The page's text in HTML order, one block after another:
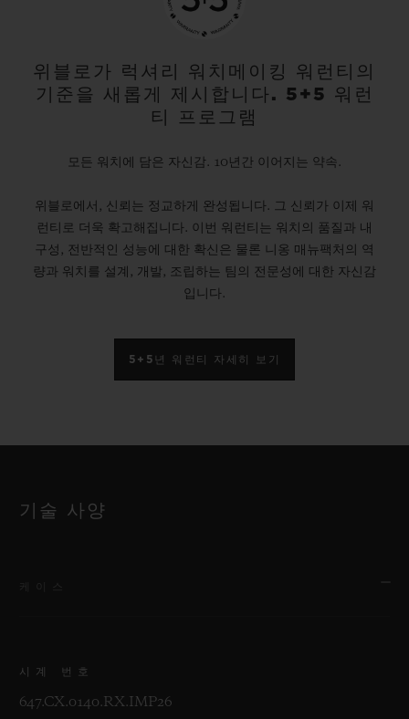
위블로가 럭셔리 워치메이킹 워런티의
기준을 새롭게 제시합니다. 5+5 워런
티 프로그램
모든 워치에 담은 자신감. 10년간 이어지는 약속.
위블로에서, 신뢰는 정교하게 완성됩니다. 그 신뢰가 이제 워
런티로 더욱 확고해집니다. 이번 워런티는 워치의 품질과 내
구성, 전반적인 성능에 대한 확신은 물론 니옹 매뉴팩처의 역
량과 워치를 설계, 개발, 조립하는 팀의 전문성에 대한 자신감
입니다.
5+5년 워런티 자세히 보기
기술 사양
시계 번호
647.CX.0140.RX.IMP26